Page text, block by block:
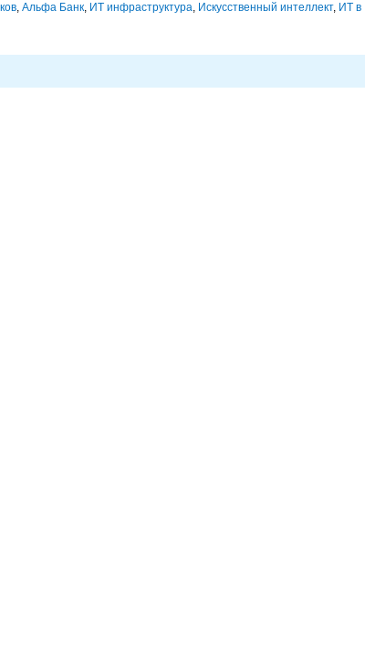
, Альфа Банк, ИТ инфраструктура, Искусственный интеллект, ИТ в